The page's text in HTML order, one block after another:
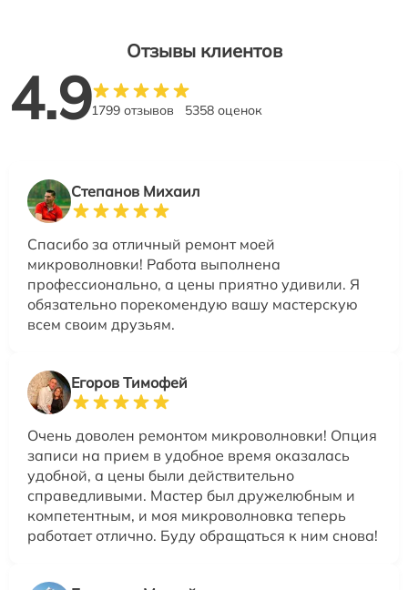
Отзывы клиентов
4.91799 отзывов 5358 оценок
Степанов Михаил
Спасибо за отличный ремонт моей
микроволновки! Работа выполнена
профессионально, а цены приятно удивили. Я
обязательно порекомендую вашу мастерскую
всем своим друзьям.
Егоров Тимофей
Очень доволен ремонтом микроволновки! Опция
записи на прием в удобное время оказалась
удобной, а цены были действительно
справедливыми. Мастер был дружелюбным и
компетентным, и моя микроволновка теперь
работает отлично. Буду обращаться к ним снова!